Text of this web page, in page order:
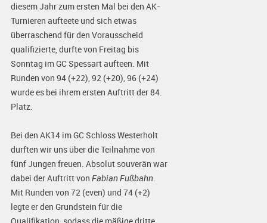
diesem Jahr zum ersten Mal bei den AK-
Turnieren aufteete und sich etwas
überraschend für den Vorausscheid
qualifizierte, durfte von Freitag bis
Sonntag im GC Spessart aufteen. Mit
Runden von 94 (+22), 92 (+20), 96 (+24)
wurde es bei ihrem ersten Auftritt der 84.
Platz.
Bei den AK14 im GC Schloss Westerholt
durften wir uns über die Teilnahme von
fünf Jungen freuen. Absolut souverän war
dabei der Auftritt von Fabian Fußbahn.
Mit Runden von 72 (even) und 74 (+2)
legte er den Grundstein für die